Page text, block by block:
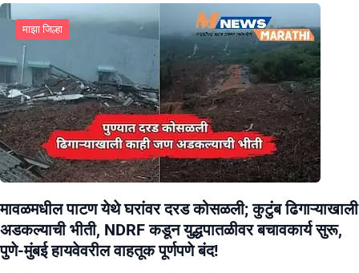
माझा जिल्हा
मावळमधील पाटण येथे घरांवर दरड कोसळली; कुटुंब ढिगाऱ्याखाली
अडकल्याची भीती, NDRF कडून युद्धपातळीवर बचावकार्य सुरू,
पुणे-मुंबई हायवेवरील वाहतूक पूर्णपणे बंद!